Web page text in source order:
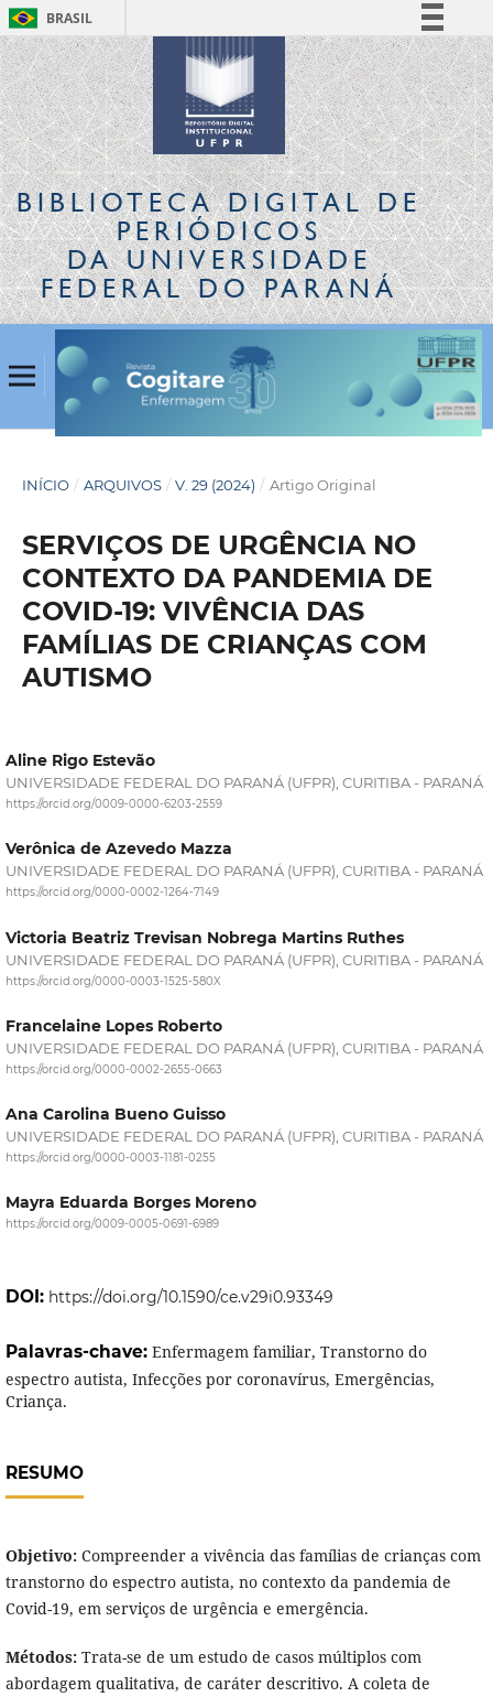
BRASIL
Simplifique!
Comunica BR
Participe
Acesso à informação
Legislação
Canais
BIBLIOTECA DIGITALDE
PERIÓDICOS
DA UNIVERSIDADE
FEDERAL DO PARANÁ
INÍCIO / ARQUIVOS / V. 29 (2024) / Artigo Original
SERVIÇOS DE URGÊNCIA NO
CONTEXTO DA PANDEMIA DE
COVID-19: VIVÊNCIA DAS
FAMÍLIAS DE CRIANÇAS COM
AUTISMO
Aline Rigo Estevão
UNIVERSIDADE FEDERAL DO PARANÁ (UFPR), CURITIBA - PARANÁ
https://orcid.org/0009-0000-6203-2559
Verônica de Azevedo Mazza
UNIVERSIDADE FEDERAL DO PARANÁ (UFPR), CURITIBA - PARANÁ
https://orcid.org/0000-0002-1264-7149
Victoria Beatriz Trevisan Nobrega Martins Ruthes
UNIVERSIDADE FEDERAL DO PARANÁ (UFPR), CURITIBA - PARANÁ
https://orcid.org/0000-0003-1525-580X
Francelaine Lopes Roberto
UNIVERSIDADE FEDERAL DO PARANÁ (UFPR), CURITIBA - PARANÁ
https://orcid.org/0000-0002-2655-0663
Ana Carolina Bueno Guisso
UNIVERSIDADE FEDERAL DO PARANÁ (UFPR), CURITIBA - PARANÁ
https://orcid.org/0000-0003-1181-0255
Mayra Eduarda Borges Moreno
https://orcid.org/0009-0005-0691-6989
DOI: https://doi.org/10.1590/ce.v29i0.93349
Palavras-chave: Enfermagem familiar, Transtorno do
espectro autista, Infecções por coronavírus, Emergências,
Criança.
RESUMO
Objetivo:Compreender a vivência das famílias de crianças com
transtorno do espectro autista, no contexto da pandemia de
Covid-19, em serviços de urgência e emergência.
Métodos:Trata-se de um estudo de casos múltiplos com
abordagem qualitativa, de caráter descritivo. A coleta de